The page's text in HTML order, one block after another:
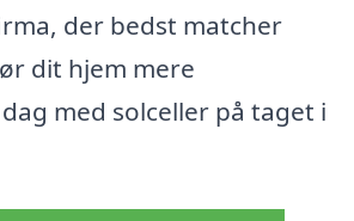
der bedst matcher
dit hjem mere
med solceller på taget i